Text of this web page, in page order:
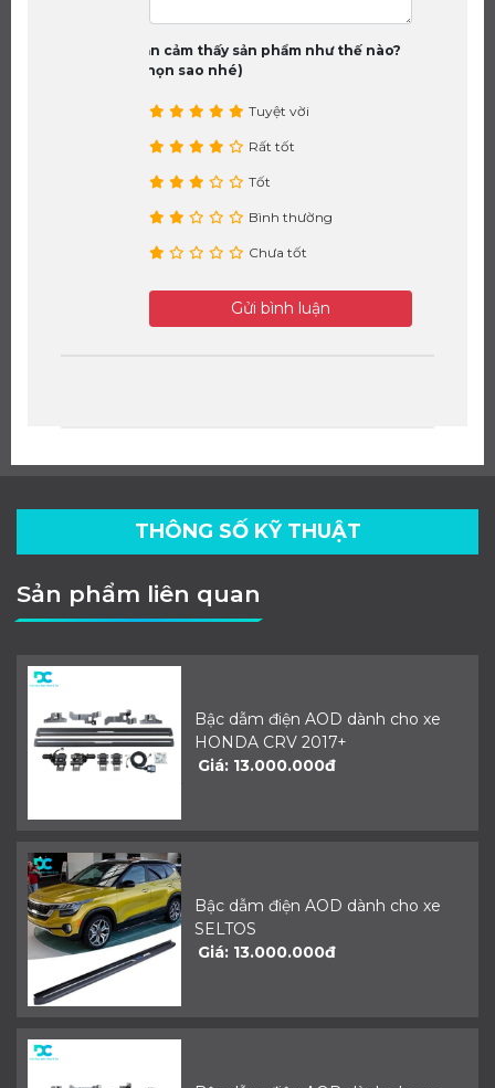
Bạn cảm thấy sản phẩm như thế nào?
(chọn sao nhé)
Tuyệt vời
Rất tốt
Tốt
Bình thường
Chưa tốt
Gửi bình luận
THÔNG SỐ KỸ THUẬT
Sản phẩm liên quan
Bậc dẫm điện AOD dành cho xe
HONDA CRV 2017+
Giá: 13.000.000đ
Bậc dẫm điện AOD dành cho xe
SELTOS
Giá: 13.000.000đ